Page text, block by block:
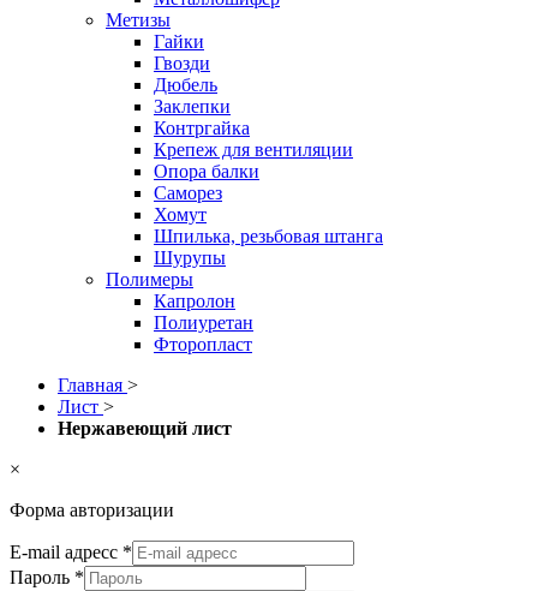
Метизы
Гайки
Гвозди
Дюбель
Заклепки
Контргайка
Крепеж для вентиляции
Опора балки
Саморез
Хомут
Шпилька, резьбовая штанга
Шурупы
Полимеры
Капролон
Полиуретан
Фторопласт
Главная >
Лист >
Нержавеющий лист
×
Форма авторизации
E-mail адресс *
Пароль *